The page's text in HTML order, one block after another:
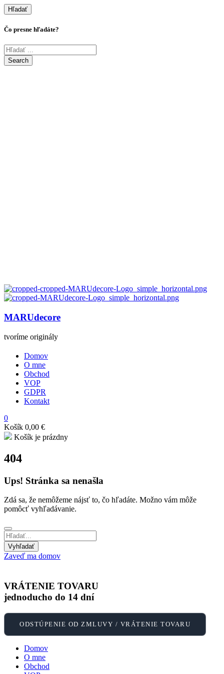
Hľadať
Čo presne hľadáte?
MARUdecore
tvoríme originály
Domov
O mne
Obchod
VOP
GDPR
Kontakt
0
Košík 0,00 €
Košík je prázdny
404
Ups! Stránka sa nenašla
Zdá sa, že nemôžeme nájsť to, čo hľadáte. Možno vám môže
pomôcť vyhľadávanie.
Zaveď ma domov
VRÁTENIE TOVARU
jednoducho do 14 dní
ODSTÚPENIE OD ZMLUVY / VRÁTENIE TOVARU
Domov
O mne
Obchod